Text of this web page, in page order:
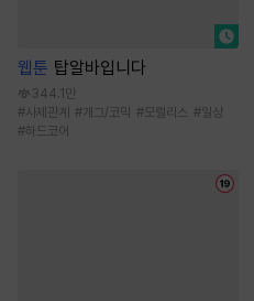
웹툰 탑알바입니다
344.1만
#사제관계 # 개그/코믹 #모럴리스 #일상
#하드코어